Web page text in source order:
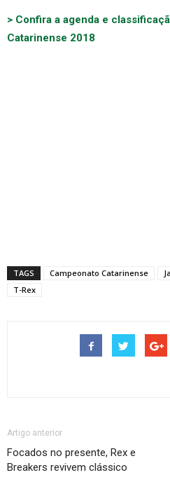
> Confira a agenda e
Catarinense 2018
TAGS Campeonato Catarinense
T-Rex
Artigo anterior
Focados no presente, Rex e
Breakers revivem clássico